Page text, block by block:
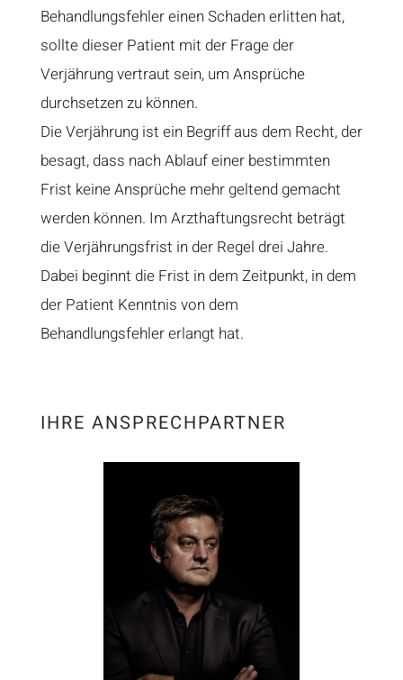
Behandlungsfehler einen Schaden erlitten hat,
sollte dieser Patient mit der Frage der
Verjährung vertraut sein, um Ansprüche
durchsetzen zu können.
Die Verjährung ist ein Begriff aus dem Recht, der
besagt, dass nach Ablauf einer bestimmten
Frist keine Ansprüche mehr geltend gemacht
werden können. Im Arzthaftungsrecht beträgt
die Verjährungsfrist in der Regel drei Jahre.
Dabei beginnt die Frist in dem Zeitpunkt, in dem
der Patient Kenntnis von dem
Behandlungsfehler erlangt hat.
IHRE ANSPRECHPARTNER